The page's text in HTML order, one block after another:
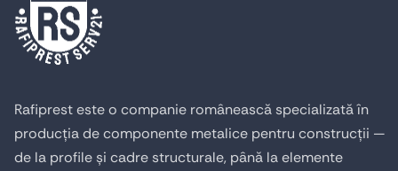
Rafiprest este o companie românească specializată în
producția de componente metalice pentru construcții —
de la profile și cadre structurale, până la elemente